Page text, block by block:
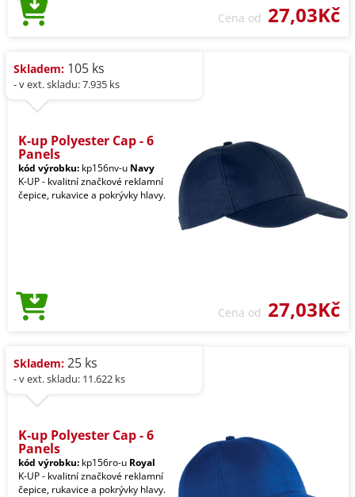
Cena od 27,03Kč
Skladem: 105 ks
- v ext. skladu: 7.935 ks
K-up Polyester Cap - 6
Panels
kód výrobku: kp156nv-u Navy
K-UP - kvalitní značkové reklamní
čepice, rukavice a pokrývky hlavy.
Cena od 27,03Kč
Skladem: 25 ks
- v ext. skladu: 11.622 ks
K-up Polyester Cap - 6
Panels
kód výrobku: kp156ro-u Royal
K-UP - kvalitní značkové reklamní
čepice, rukavice a pokrývky hlavy.